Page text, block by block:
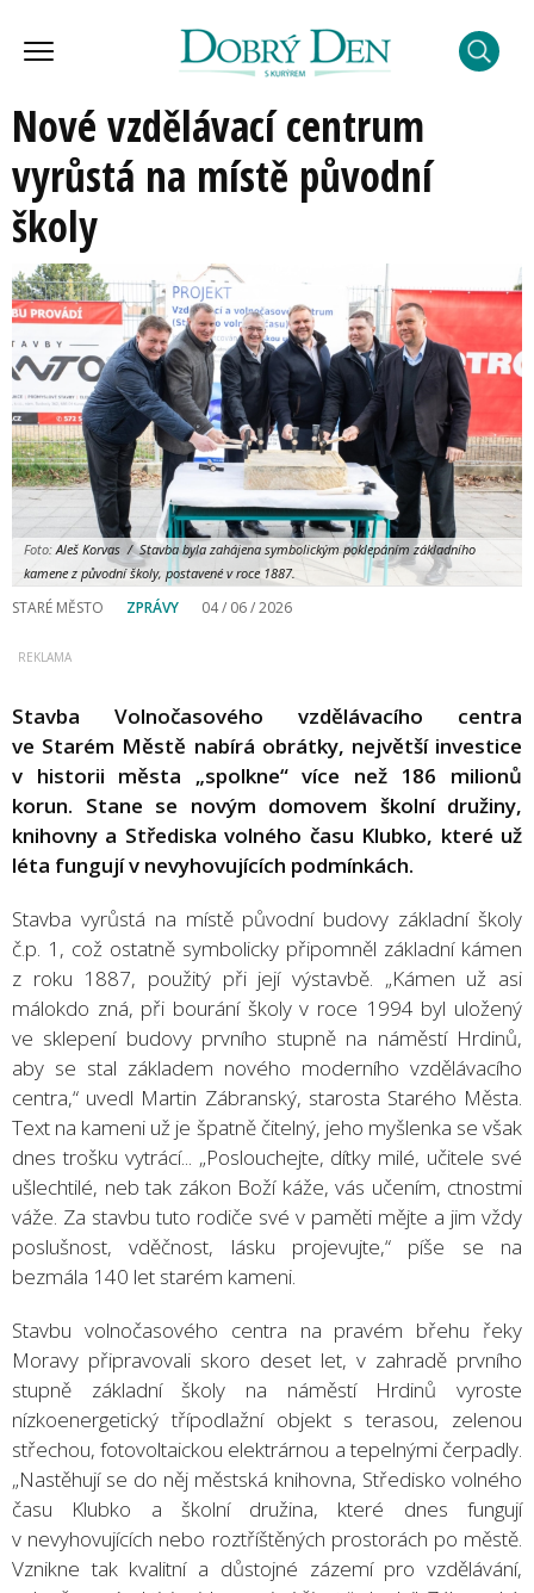
Nové vzdělávací centrum
vyrůstá na místě původní
školy
Foto: Aleš Korvas / Stavba byla zahájena symbolickým poklepáním základního
kamene z původní školy, postavené v roce 1887.
STARÉ MĚSTO ZPRÁVY 04 / 06 / 2026
Stavba Volnočasového vzdělávacího centra
ve Starém Městě nabírá obrátky, největší investice
v historii města „spolkne“ více než 186 milionů
korun. Stane se novým domovem školní družiny,
knihovny a Střediska volného času Klubko, které už
léta fungují v nevyhovujících podmínkách.
Stavba vyrůstá na místě původní budovy základní školy
č.p. 1, což ostatně symbolicky připomněl základní kámen
z roku 1887, použitý při její výstavbě. „Kámen už asi
málokdo zná, při bourání školy v roce 1994 byl uložený
ve sklepení budovy prvního stupně na náměstí Hrdinů,
aby se stal základem nového moderního vzdělávacího
centra,“ uvedl Martin Zábranský, starosta Starého Města.
Text na kameni už je špatně čitelný, jeho myšlenka se však
dnes trošku vytrácí... „Poslouchejte, dítky milé, učitele své
ušlechtilé, neb tak zákon Boží káže, vás učením, ctnostmi
váže. Za stavbu tuto rodiče své v paměti mějte a jim vždy
poslušnost, vděčnost, lásku projevujte,“ píše se na
bezmála 140 let starém kameni.
Stavbu volnočasového centra na pravém břehu řeky
Moravy připravovali skoro deset let, v zahradě prvního
stupně základní školy na náměstí Hrdinů vyroste
nízkoenergetický třípodlažní objekt s terasou, zelenou
střechou, fotovoltaickou elektrárnou a tepelnými čerpadly.
„Nastěhují se do něj městská knihovna, Středisko volného
času Klubko a školní družina, které dnes fungují
v nevyhovujících nebo roztříštěných prostorách po městě.
Vznikne tak kvalitní a důstojné zázemí pro vzdělávání,